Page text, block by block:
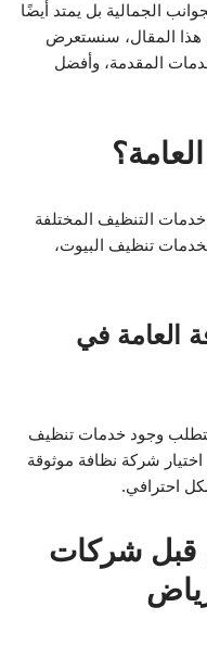
الجمالية بل يمتد أيضًا
هذا المقال، سنستعرض
المقدمة، وأفضل
التنظيف المختلفة
تنظيف البيوت،
العامة في
يتطلب وجود خدمات تنظيف
شركة نظافة موثوقة
احترافي.
قبل شركات